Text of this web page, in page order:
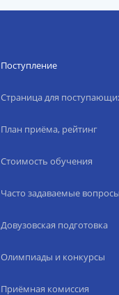
Поступление
Страница для
План приёма, рейтинг
Стоимость обучения
Часто задаваемые вопросы
Довузовская подготовка
Олимпиады и конкурсы
Приёмная комиссия